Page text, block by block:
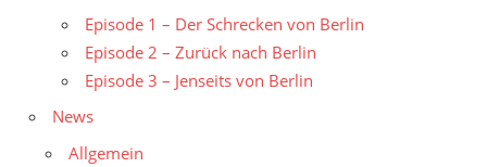
Episode 1 – Der Schrecken von Berlin
Episode 2 – Zurück nach Berlin
Episode 3 – Jenseits von Berlin
News
Allgemein